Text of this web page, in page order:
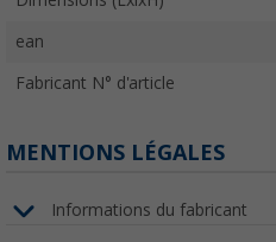
ean
Fabricant N° d'article
MENTIONS LÉGALES
Informations du fabricant